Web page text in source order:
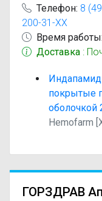
Телефон: 8
200-31-XX
Время работы:
Доставка :
Индапамид
покрытые
оболочкой
Hemofarm
ГОРЗДРАВ